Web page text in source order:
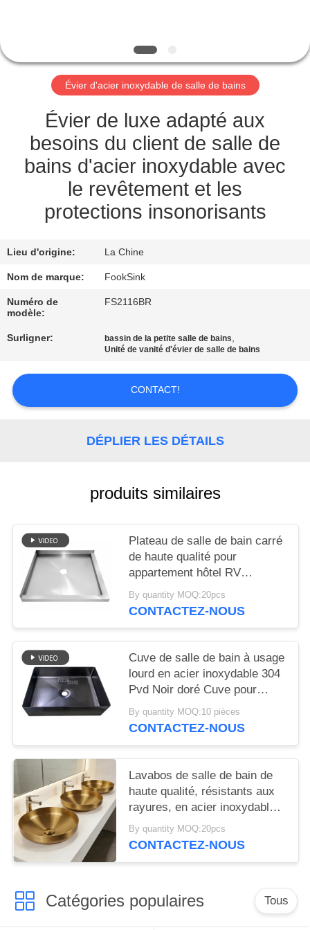
DE
QUALITÉ
CONTACTEZ-
NOUS
DEMANDEZ
CITATION
PLAN
DU
SITE
POLICY
Évier d'acier inoxydable de salle de bains
Évier de luxe adapté aux
besoins du client de salle de
bains d'acier inoxydable avec
le revêtement et les
protections insonorisants
Lieu d'origine: La Chine
Nom de marque: FookSink
Numéro de
modèle:
FS2116BR
Surligner: bassin de la petite salle de bains,
Unité de vanité d'évier de salle de bains
CONTACT!
DÉPLIER LES DÉTAILS
produits similaires
Plateau de salle de bain carré
de haute qualité pour
appartement hôtel RV
Portable des normes
américaines et européennes
By quantity MOQ:20pcs
CONTACTEZ-NOUS
Cuve de salle de bain à usage
lourd en acier inoxydable 304
Pvd Noir doré Cuve pour
toilettes Hôtel de luxe au-
dessus du comptoir
By quantity MOQ:10 pièces
CONTACTEZ-NOUS
Lavabos de salle de bain de
haute qualité, résistants aux
rayures, en acier inoxydable
SS304, lavabo rond épais en
cuivre, lavabo à main
By quantity MOQ:20pcs
CONTACTEZ-NOUS
Catégories populaires Tous